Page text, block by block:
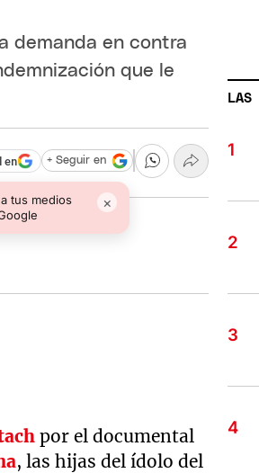
demanda en contra
que le
en
tus medios
×
+ Seguir en
por el documental
, las hijas del ídolo del
LAS